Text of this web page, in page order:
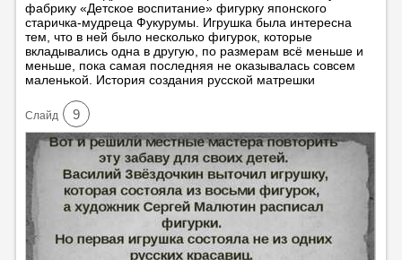
фабрику «Детское воспитание» фигурку японского
старичка-мудреца Фукурумы. Игрушка была интересна
тем, что в ней было несколько фигурок, которые
вкладывались одна в другую, по размерам всё меньше и
меньше, пока самая последняя не оказывалась совсем
маленькой. История создания русской матрешки
Cлайд 9